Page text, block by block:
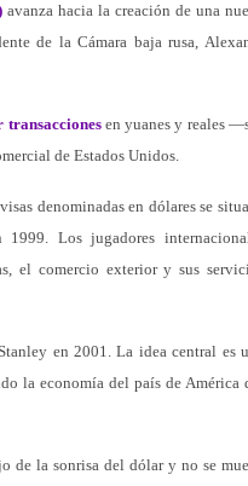
avanza hacia la creación de una
de la Cámara baja rusa,
en yuanes y reales
de Estados Unidos.
denominadas en dólares se
Los jugadores
el comercio exterior y sus
en 2001. La idea central es
la economía del país de América
de la sonrisa del dólar y no se